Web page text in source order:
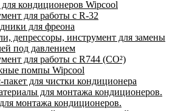
кондиционеров Wipcool
для работы с R-32
для фреона
депрессоры, инструмент для замены
под давлением
для работы с R744 (CO²)
помпы Wipcool
пакет для чистки кондиционера
для монтажа кондиционеров.
монтажа кондиционеров.